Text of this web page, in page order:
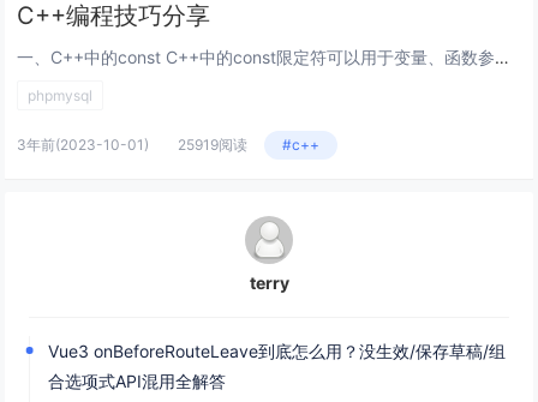
C++编程技巧分享
一、C++中的const C++中的const限定符可以用于变量、函数参数、函数返回类型等多种情况。使用const限定...
phpmysql
3年前(2023-10-01) 25919阅读 #c++
terry
Vue3 onBeforeRouteLeave到底怎么用？没生效/保存草稿/组
合选项式API混用全解答